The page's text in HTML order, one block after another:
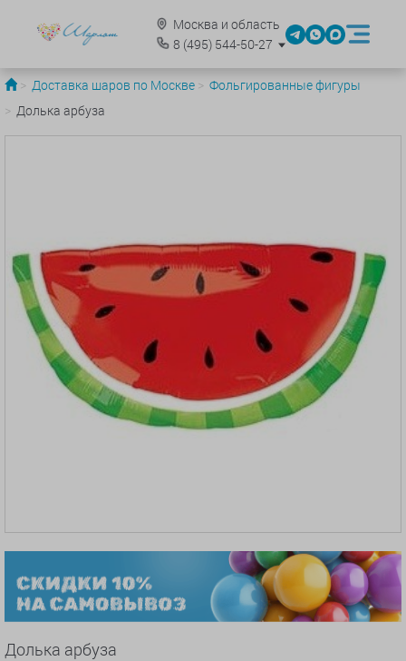
Москва и область
8 (495)544-50-27
Доставка шаров по Москве
Фольгированные фигуры
Долька арбуза
Долька арбуза